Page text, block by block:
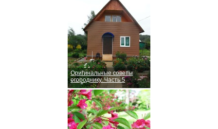
Оригинальные советы
огороднику. Часть 5